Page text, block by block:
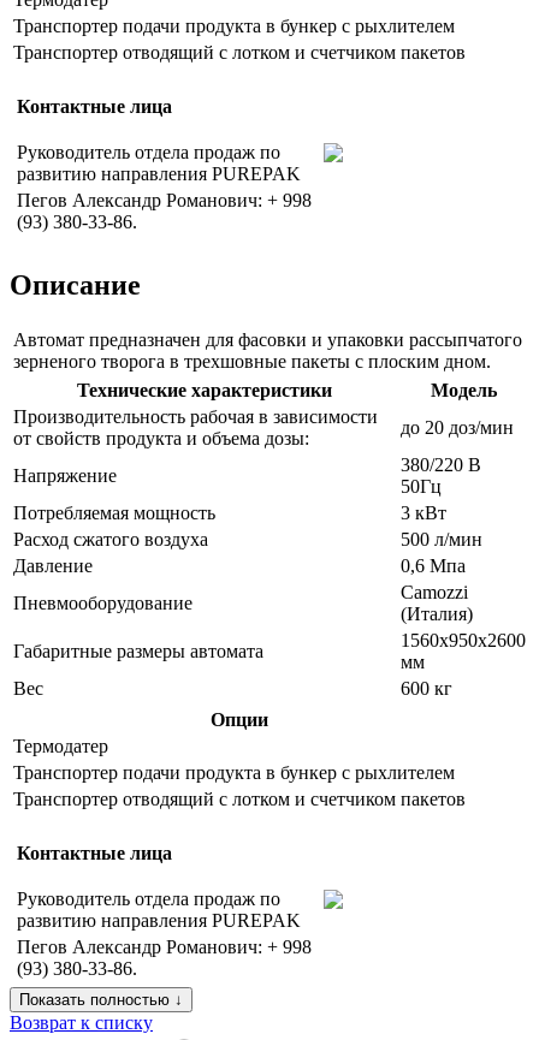
Транспортер подачи продукта в бункер с рыхлителем
Транспортер отводящий с лотком и счетчиком пакетов
Контактные лица
Руководитель отдела продаж по
развитию направления PUREPAK
Пегов Александр Романович: + 998
(93) 380-33-86.
Описание
Автомат предназначен для фасовки и упаковки рассыпчатого
зерненого творога в трехшовные пакеты с плоским дном.
Технические характеристики
Модель
Производительность рабочая в зависимости
от свойств продукта и объема дозы:
до 20 доз/мин
Напряжение
380/220 В
50Гц
Потребляемая мощность
3 кВт
Расход сжатого воздуха
500 л/мин
Давление
0,6 Мпа
Пневмооборудование
Camozzi
(Италия)
Габаритные размеры автомата
1560х950х2600
мм
Вес
600 кг
Опции
Термодатер
Транспортер подачи продукта в бункер с рыхлителем
Транспортер отводящий с лотком и счетчиком пакетов
Контактные лица
Руководитель отдела продаж по
развитию направления PUREPAK
Пегов Александр Романович: + 998
(93) 380-33-86.
Показать полностью ↓
Возврат к списку